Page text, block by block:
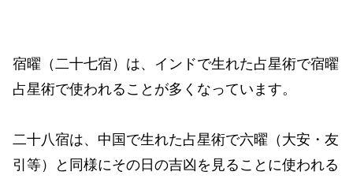
宿曜（二十七宿）は、インドで生れた占星術で宿曜
占星術で使われることが多くなっています。
二十八宿は、中国で生れた占星術で六曜（大安・友
引等）と同様にその日の吉凶を見ることに使われる